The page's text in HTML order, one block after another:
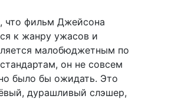
что фильм Джейсона
к жанру ужасов и
малобюджетным по
он не совсем
было бы ожидать. Это
дурашливый слэшер,